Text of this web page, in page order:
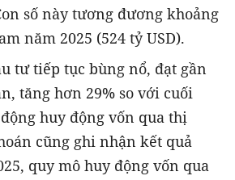
số này tương đương khoảng
năm 2025 (524 tỷ USD).
tư tiếp tục bùng nổ, đạt gần
tăng hơn 29% so với cuối
huy động vốn qua thị
cũng ghi nhận kết quả
quy mô huy động vốn qua